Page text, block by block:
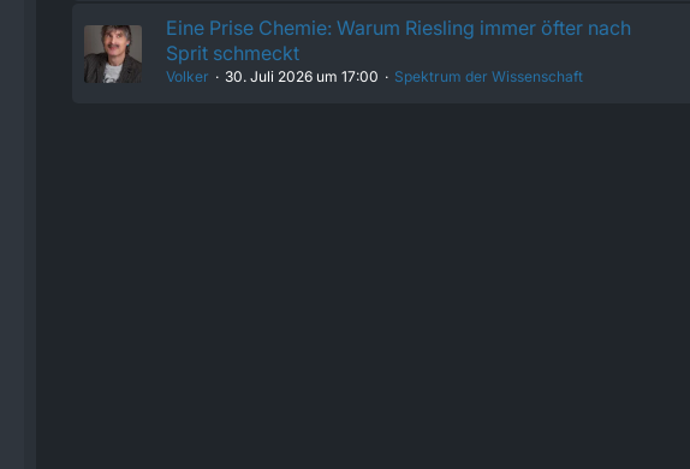
Eine Prise Chemie: Warum Riesling immer öfter nach
Sprit schmeckt
Volker 30. Juli 2026 um 17:00 Spektrum der Wissenschaft